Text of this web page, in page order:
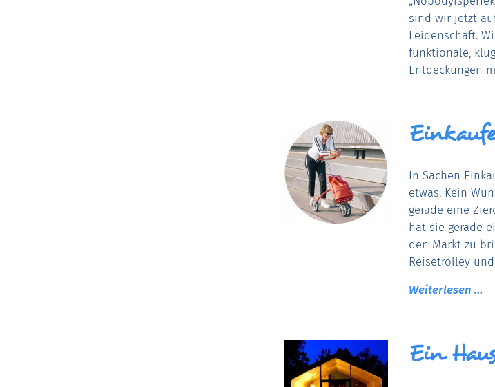
sind wir jetzt
Leidenschaft.
funktionale,
Entdeckungen
In Sachen
etwas. Kein
gerade eine
hat sie gerade
den Markt zu
Reisetrolley
Weiterlesen …
Ein